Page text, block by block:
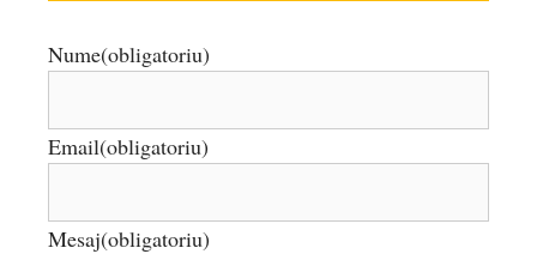
Nume(obligatoriu)
Email(obligatoriu)
Mesaj(obligatoriu)